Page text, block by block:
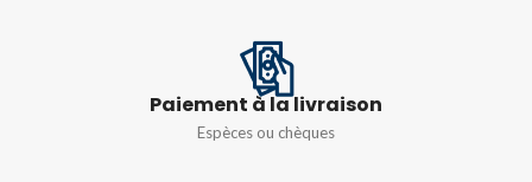
Paiement à la livraison
Espèces ou chèques